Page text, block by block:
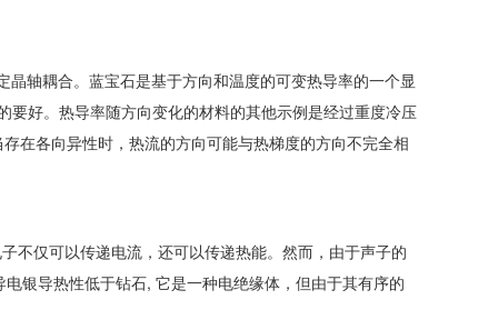
轴耦合。蓝宝石是基于方向和温度的可变热导率的一个显
要好。热导率随方向变化的材料的其他示例是经过重度冷压
在各向异性时，热流的方向可能与热梯度的方向不完全相
不仅可以传递电流，还可以传递热能。然而，由于声子的
银导热性低于钻石, 它是一种电绝缘体，但由于其有序的